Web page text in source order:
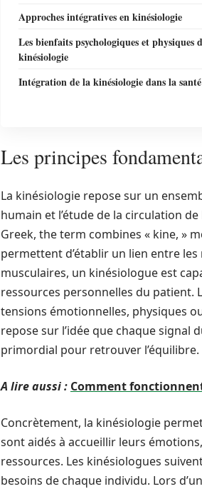
Approches intégratives en kinésiologie
Les bienfaits psychologiques et physiques
kinésiologie
Intégration de la kinésiologie dans la
Les principes
La kinésiologie repose sur un
humain et l’étude de la circulation
Greek, the term combines « kine, »
permettent d’établir un lien entre
musculaires, un kinésiologue est
ressources personnelles du patient.
tensions émotionnelles, physiques
repose sur l’idée que chaque signal
primordial pour retrouver l’équilibre.
A lire aussi : Comment
Concrètement, la kinésiologie
sont aidés à accueillir leurs
ressources. Les kinésiologues
besoins de chaque individu. Lors